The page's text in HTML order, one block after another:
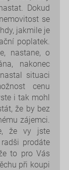
Dokud
se
jakmile je
poplatek.
nastane, o
nakonec
situaci
cenu
i tak mohl
že by bez
zájemci.
že vy jste
prodáte
to pro Vás
při koupi